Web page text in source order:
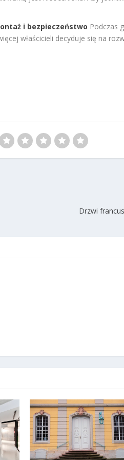
i bezpieczeństwo Podczas
właścicieli decyduje się na
Drzwi